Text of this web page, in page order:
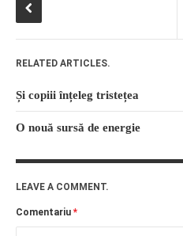
RELATED ARTICLES.
Și copiii înțeleg tristețea
O nouă sursă de energie
LEAVE A COMMENT.
Comentariu *